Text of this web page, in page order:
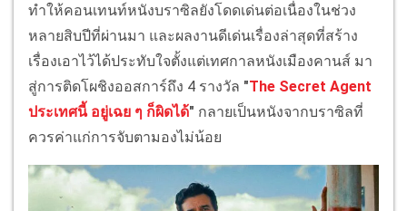
ทำให้คอนเทนท์หนังบราซิลยังโดดเด่นต่อเนื่องในช่วง
หลายสิบปีที่ผ่านมา และผลงานดีเด่นเรื่องล่าสุดที่สร้าง
เรื่องเอาไว้ได้ประทับใจตั้งแต่เทศกาลหนังเมืองคานส์ มา
สู่การติดโผชิงออสการ์ถึง 4 รางวัล "The Secret Agent
ประเทศนี้ อยู่เฉย ๆ ก็ผิดได้" กลายเป็นหนังจากบราซิลที่
ควรค่าแก่การจับตามองไม่น้อย